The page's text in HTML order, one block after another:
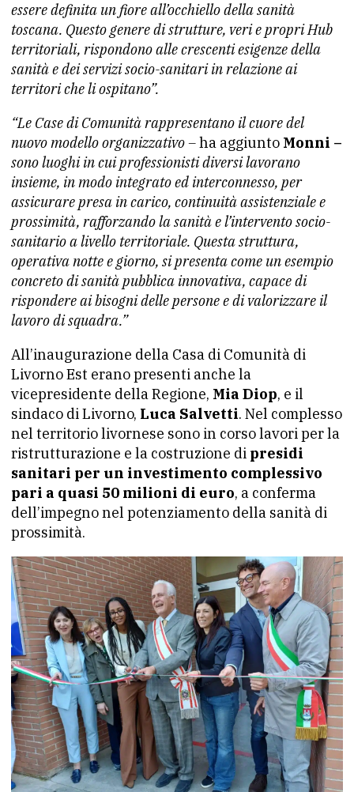
essere definita un fiore all’occhiello della sanità
toscana. Questo genere di strutture, veri e propri Hub
territoriali, rispondono alle crescenti esigenze della
sanità e dei servizi socio-sanitari in relazione ai
territori che li ospitano”.
“Le Case di Comunità rappresentano il cuore del
nuovo modello organizzativo –ha aggiunto Monni –
sono luoghi in cui professionisti diversi lavorano
insieme, in modo integrato ed interconnesso, per
assicurare presa in carico, continuità assistenziale e
prossimità, rafforzando la sanità e l’intervento socio-
sanitario a livello territoriale. Questa struttura,
operativa notte e giorno, si presenta come un esempio
concreto di sanità pubblica innovativa, capace di
rispondere ai bisogni delle persone e di valorizzare il
lavoro di squadra.”
All’inaugurazione della Casa di Comunità di
Livorno Est erano presenti anche la
vicepresidente della Regione, Mia Diop, e il
sindaco di Livorno, Luca Salvetti. Nel complesso
nel territorio livornese sono in corso lavori per la
ristrutturazione e la costruzione di presidi
sanitari per un investimento complessivo
pari a quasi 50 milioni di euro, a conferma
dell’impegno nel potenziamento della sanità di
prossimità.